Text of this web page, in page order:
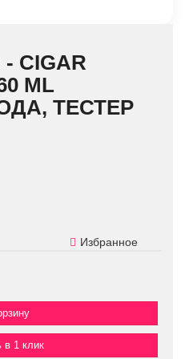
- CIGAR
ML
ТЕСТЕР
Избранное
в 1 клик